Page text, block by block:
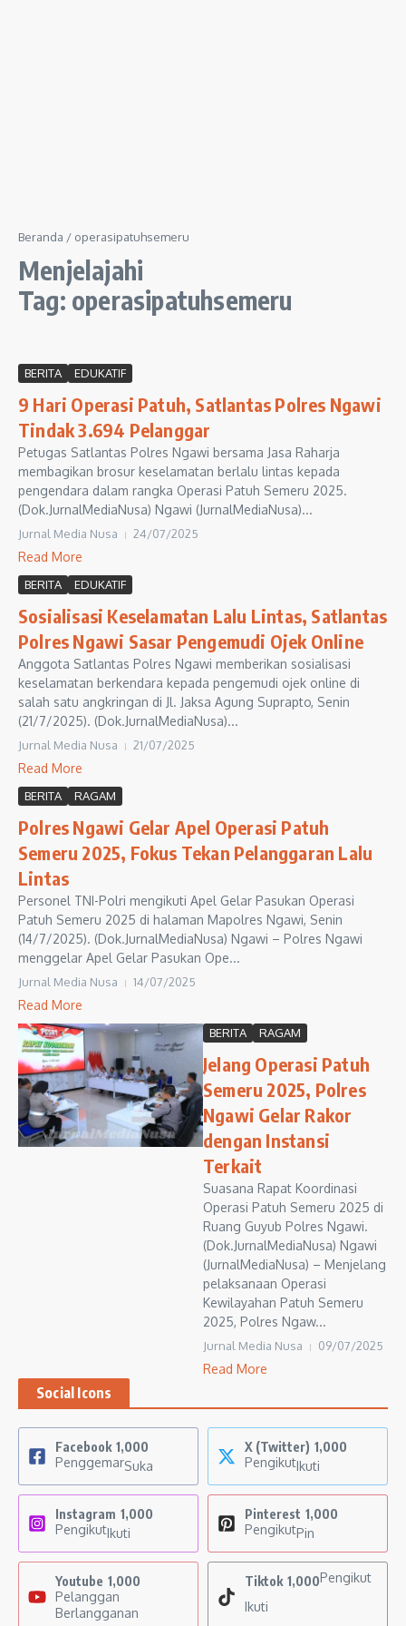
Beranda / operasipatuhsemeru
Menjelajahi
Tag: operasipatuhsemeru
BERITA EDUKATIF
9 Hari Operasi Patuh, Satlantas Polres Ngawi
Tindak 3.694 Pelanggar
Petugas Satlantas Polres Ngawi bersama Jasa Raharja
membagikan brosur keselamatan berlalu lintas kepada
pengendara dalam rangka Operasi Patuh Semeru 2025.
(Dok.JurnalMediaNusa) Ngawi (JurnalMediaNusa)...
Jurnal Media Nusa 24/07/2025
Read More
BERITA EDUKATIF
Sosialisasi Keselamatan Lalu Lintas, Satlantas
Polres Ngawi Sasar Pengemudi Ojek Online
Anggota Satlantas Polres Ngawi memberikan sosialisasi
keselamatan berkendara kepada pengemudi ojek online di
salah satu angkringan di Jl. Jaksa Agung Suprapto, Senin
(21/7/2025). (Dok.JurnalMediaNusa)...
Jurnal Media Nusa 21/07/2025
Read More
BERITA RAGAM
Polres Ngawi Gelar Apel Operasi Patuh
Semeru 2025, Fokus Tekan Pelanggaran Lalu
Lintas
Personel TNI-Polri mengikuti Apel Gelar Pasukan Operasi
Patuh Semeru 2025 di halaman Mapolres Ngawi, Senin
(14/7/2025). (Dok.JurnalMediaNusa) Ngawi – Polres Ngawi
menggelar Apel Gelar Pasukan Ope...
Jurnal Media Nusa 14/07/2025
Read More
BERITA RAGAM
Jelang Operasi Patuh
Semeru 2025, Polres
Ngawi Gelar Rakor
dengan Instansi
Terkait
Suasana Rapat Koordinasi
Operasi Patuh Semeru 2025 di
Ruang Guyub Polres Ngawi.
(Dok.JurnalMediaNusa) Ngawi
(JurnalMediaNusa) – Menjelang
pelaksanaan Operasi
Kewilayahan Patuh Semeru
2025, Polres Ngaw...
Jurnal Media Nusa 09/07/2025
Read More
Social Icons
Facebook 1,000
PenggemarSuka
X (Twitter) 1,000
PengikutIkuti
Instagram 1,000
PengikutIkuti
Pinterest 1,000
PengikutPin
Youtube 1,000
Pelanggan
Berlangganan
Tiktok 1,000Pengikut
Ikuti